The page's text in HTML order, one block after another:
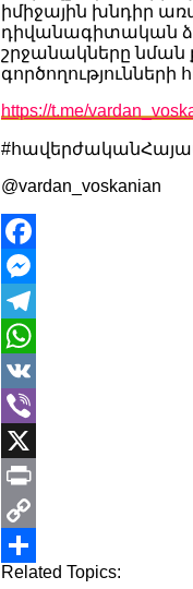
իմիջային խնդիր
դիվանագիտական
շրջանակները
https://t.me/
@vardan_voskanian
Facebook
Messenger
Telegram
WhatsApp
VK
Viber
X
Print
Copy
Link
Share
Related Topics: